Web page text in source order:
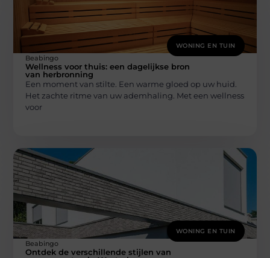
WONING EN TUIN
Beabingo
Wellness voor thuis: een dagelijkse bron
van herbronning
Een moment van stilte. Een warme gloed op uw huid.
Het zachte ritme van uw ademhaling. Met een wellness
voor
WONING EN TUIN
Beabingo
Ontdek de verschillende stijlen van